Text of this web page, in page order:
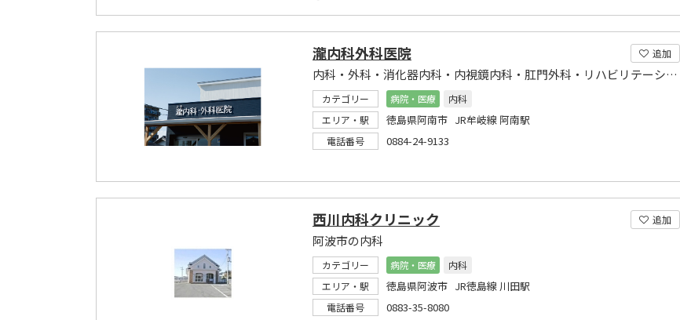
追加
瀧内科外科医院
内科・外科・消化器内科・内視鏡内科・肛門外科・リハビリテーション科
カテゴリー 病院・医療
内科
エリア・駅
徳島県阿南市 JR牟岐線 阿南駅
電話番号 0884-24-9133
追加
西川内科クリニック
阿波市の内科
カテゴリー 病院・医療
内科
エリア・駅
徳島県阿波市 JR徳島線 川田駅
電話番号 0883-35-8080